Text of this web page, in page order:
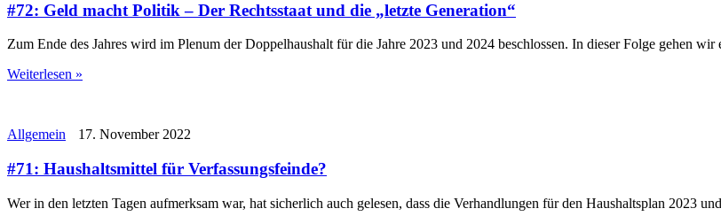
#72: Geld macht Politik – Der Rechtsstaat und die „letzte Generation“
Zum Ende des Jahres wird im Plenum der Doppelhaushalt für die Jahre 2023 und 2024 beschlossen. In dieser Folge gehen
Weiterlesen »
Allgemein 17. November 2022
#71: Haushaltsmittel für Verfassungsfeinde?
Wer in den letzten Tagen aufmerksam war, hat sicherlich auch gelesen, dass die Verhandlungen für den Haushaltsplan 2023